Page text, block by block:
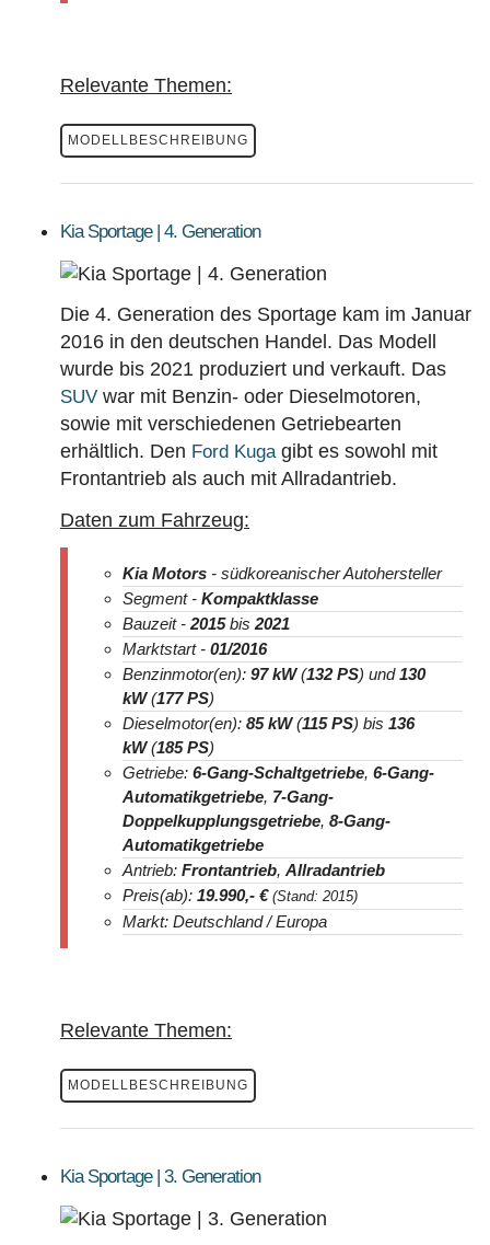
Relevante Themen:
MODELLBESCHREIBUNG
Kia Sportage | 4. Generation
Die 4. Generation des Sportage kam im Januar
2016 in den deutschen Handel. Das Modell
wurde bis 2021 produziert und verkauft. Das
SUV war mit Benzin- oder Dieselmotoren,
sowie mit verschiedenen Getriebearten
erhältlich. Den Ford Kugagibt es sowohl mit
Frontantrieb als auch mit Allradantrieb.
Daten zum Fahrzeug:
Kia Motors - südkoreanischer Autohersteller
Segment - Kompaktklasse
Bauzeit - 2015bis 2021
Marktstart - 01/2016
Benzinmotor(en): 97 kW(132 PS) und130
kW(177 PS)
Dieselmotor(en): 85 kW(115 PS) bis 136
kW(185 PS)
Getriebe: 6-Gang-Schaltgetriebe, 6-Gang-
Automatikgetriebe, 7-Gang-
Doppelkupplungsgetriebe, 8-Gang-
Automatikgetriebe
Antrieb: Frontantrieb, Allradantrieb
Preis(ab): 19.990,- € (Stand: 2015)
Markt: Deutschland / Europa
Relevante Themen:
MODELLBESCHREIBUNG
Kia Sportage | 3. Generation